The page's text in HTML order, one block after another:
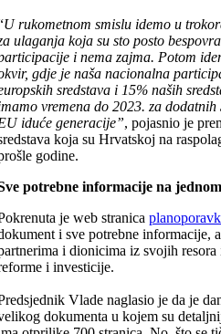
U rukometnom smislu idemo u
ulaganja koja su sto posto
i nema zajma. Potom
gdje je naša nacionalna
sredstava i 15% naših
vremena do 2023. za
iduće generacije”, pojasnio je
koja su Hrvatskoj na
godine.
potrebne informacije na
je web stranica
i sve potrebne informacije,
i dionicima iz svojih
i investicije.
Vlade naglasio je da je
dokumenta u kojem su